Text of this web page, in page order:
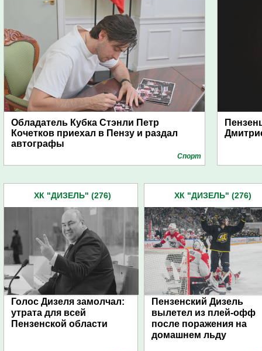
Обладатель Кубка Стэнли Петр
Кочетков приехал в Пензу и раздал
автографы
Спорт
ХК "ДИЗЕЛЬ" (276)
Голос Дизеля замолчал:
утрата для всей
Пензенской области
ХК "ДИЗЕЛЬ" (276)
Пензенский Дизель
вылетел из плей-офф
после поражения на
домашнем льду